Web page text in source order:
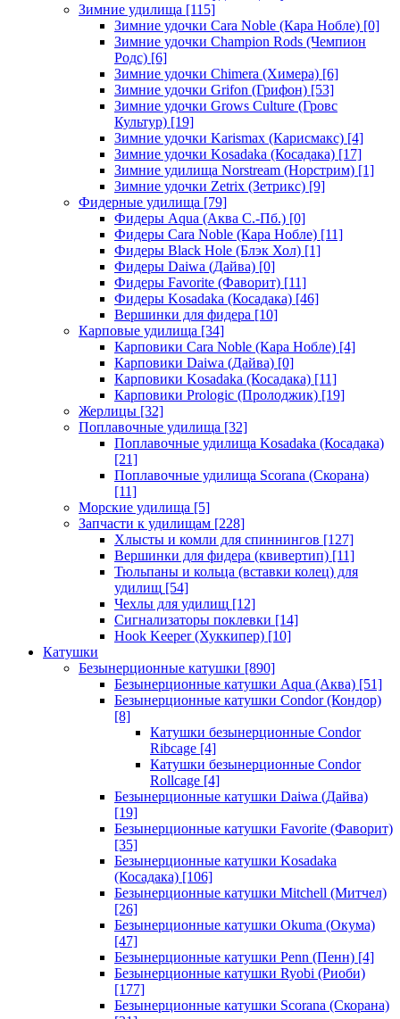
Зимние удилища [115]
Зимние удочки Cara Noble (Кара Нобле) [0]
Зимние удочки Champion Rods (Чемпион
Родс) [6]
Зимние удочки Chimera (Химера) [6]
Зимние удочки Grifon (Грифон) [53]
Зимние удочки Grows Culture (Гровс
Культур) [19]
Зимние удочки Karismax (Карисмакс) [4]
Зимние удочки Kosadaka (Косадака) [17]
Зимние удилища Norstream (Норстрим) [1]
Зимние удочки Zetrix (Зетрикс) [9]
Фидерные удилища [79]
Фидеры Aqua (Аква С.-Пб.) [0]
Фидеры Cara Noble (Кара Нобле) [11]
Фидеры Black Hole (Блэк Хол) [1]
Фидеры Daiwa (Дайва) [0]
Фидеры Favorite (Фаворит) [11]
Фидеры Kosadaka (Косадака) [46]
Вершинки для фидера [10]
Карповые удилища [34]
Карповики Cara Noble (Кара Нобле) [4]
Карповики Daiwa (Дайва) [0]
Карповики Kosadaka (Косадака) [11]
Карповики Prologic (Пролоджик) [19]
Жерлицы [32]
Поплавочные удилища [32]
Поплавочные удилища Kosadaka (Косадака)
[21]
Поплавочные удилища Scorana (Скорана)
[11]
Морские удилища [5]
Запчасти к удилищам [228]
Хлысты и комли для спиннингов [127]
Вершинки для фидера (квивертип) [11]
Тюльпаны и кольца (вставки колец) для
удилищ [54]
Чехлы для удилищ [12]
Сигнализаторы поклевки [14]
Hook Keeper (Хуккипер) [10]
Катушки
Безынерционные катушки [890]
Безынерционные катушки Aqua (Аква) [51]
Безынерционные катушки Condor (Кондор)
[8]
Катушки безынерционные Condor
Ribcage [4]
Катушки безынерционные Condor
Rollcage [4]
Безынерционные катушки Daiwa (Дайва)
[19]
Безынерционные катушки Favorite (Фаворит)
[35]
Безынерционные катушки Kosadaka
(Косадака) [106]
Безынерционные катушки Mitchell (Митчел)
[26]
Безынерционные катушки Okuma (Окума)
[47]
Безынерционные катушки Penn (Пенн) [4]
Безынерционные катушки Ryobi (Риоби)
[177]
Безынерционные катушки Scorana (Скорана)